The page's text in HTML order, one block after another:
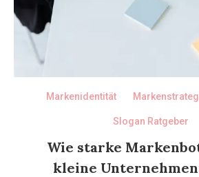
Markenidentität
Slogan Ratgeber
Wie starke
kleine